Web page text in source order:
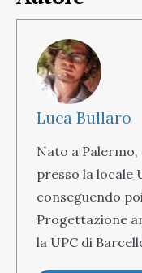
Luca Bullaro
Nato a
presso la locale
conseguendo
Progettazione
la UPC di